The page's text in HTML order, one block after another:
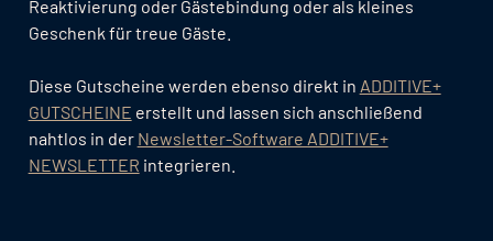
Reaktivierung oder Gästebindung oder als kleines
Geschenk für treue Gäste.
Diese Gutscheine werden ebenso direkt in ADDITIVE+
GUTSCHEINE erstellt und lassen sich anschließend
nahtlos in der Newsletter-Software ADDITIVE+
NEWSLETTER integrieren.